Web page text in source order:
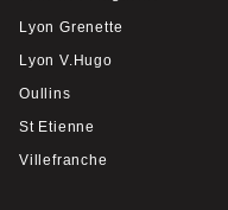
Lyon Grenette
Lyon V.Hugo
Oullins
St Etienne
Villefranche